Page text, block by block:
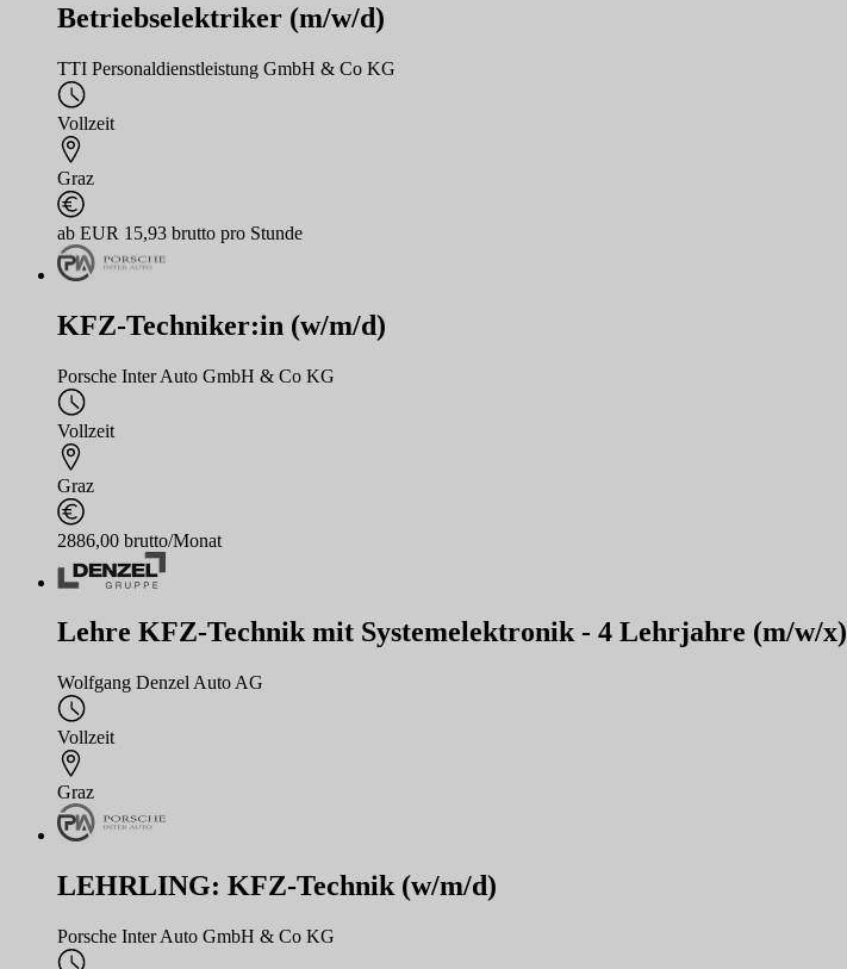
Betriebselektriker (m/w/d)
TTI Personaldienstleistung GmbH & Co KG
Vollzeit
Graz
ab EUR 15,93 brutto pro Stunde
KFZ-Techniker:in (w/m/d)
Porsche Inter Auto GmbH & Co KG
Vollzeit
Graz
2886,00 brutto/Monat
Lehre KFZ-Technik mit Systemelektronik - 4 Lehrjahre (m/w/x)
Wolfgang Denzel Auto AG
Vollzeit
Graz
LEHRLING: KFZ-Technik (w/m/d)
Porsche Inter Auto GmbH & Co KG